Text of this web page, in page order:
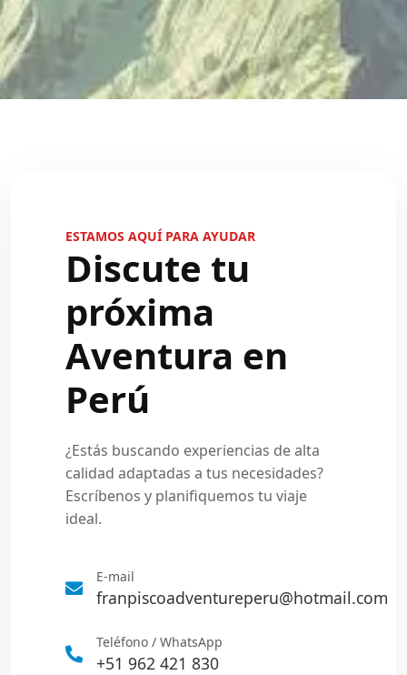
ESTAMOS AQUÍ PARA AYUDAR
Discute tu
próxima
Aventura en
Perú
¿Estás buscando experiencias de alta
calidad adaptadas a tus necesidades?
Escríbenos y planifiquemos tu viaje
ideal.
E-mail
franpiscoadventureperu@hotmail.com
Teléfono / WhatsApp
+51 962 421 830